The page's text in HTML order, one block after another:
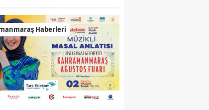
Haberleri